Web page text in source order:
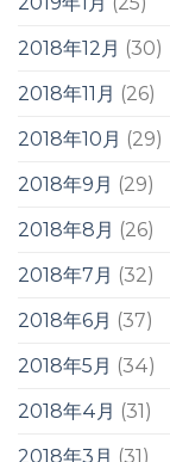
2018年12月 (30)
2018年11月 (26)
2018年10月 (29)
2018年9月 (29)
2018年8月 (26)
2018年7月 (32)
2018年6月 (37)
2018年5月 (34)
2018年4月 (31)
2018年3月 (31)